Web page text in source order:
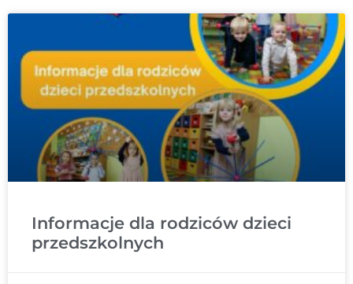
Informacje dla rodziców dzieci
przedszkolnych